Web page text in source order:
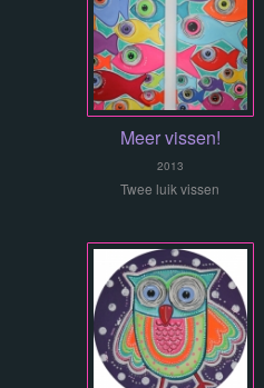
Meer vissen!
2013
Twee luik vissen